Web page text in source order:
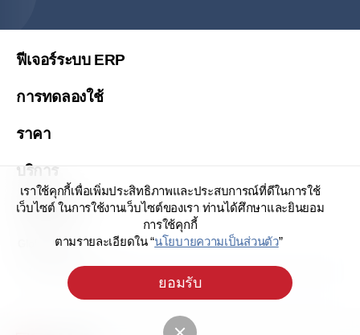
ฟีเจอร์ระบบ ERP
การทดลองใช้
ราคา
บริการ
เกี่ยวกับเรา
Global Sites
ประเทศไทย (ไทย)
繁體中文
Việt Nam (Tiếng Việt)
Malaysia (English)
Indonesia (Bahasa Indonesia)
Philipines(English)
Узбекистан (русский)
เราใช้คุกกี้เพื่อเพิ่มประสิทธิภาพและประสบการณ์ที่ดีในการใช้
เว็บไซต์ ในการใช้งานเว็บไซต์ของเรา ท่านได้ศึกษาและยินยอม
การใช้คุกกี้
ตามรายละเอียดใน “นโยบายความเป็นส่วนตัว”
ยอมรับ